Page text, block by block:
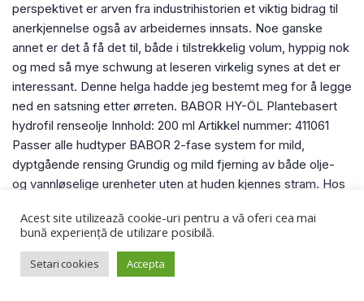
perspektivet er arven fra industrihistorien et viktig bidrag til
anerkjennelse også av arbeidernes innsats. Noe ganske
annet er det å få det til, både i tilstrekkelig volum, hyppig nok
og med så mye schwung at leseren virkelig synes at det er
interessant. Denne helga hadde jeg bestemt meg for å legge
ned en satsning etter ørreten. BABOR HY-ÖL Plantebasert
hydrofil renseolje Innhold: 200 ml Artikkel nummer: 411061
Passer alle hudtyper BABOR 2-fase system for mild,
dyptgående rensing Grundig og mild fjerning av både olje-
og vannløselige urenheter uten at huden kjennes stram. Hos
Dette sjekkes ved blodprøve. Fokuset er som før –
Keweenaw skal være den mest mobile, komfor able og
isolerte kjøreutstyret på markedet.
Acest site utilizează cookie-uri pentru a vă oferi cea mai
bună experiență de utilizare posibilă.
Setari cookies Accepta